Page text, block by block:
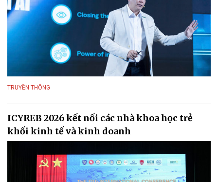
TRUYỀN THÔNG
ICYREB 2026 kết nối các nhà khoa học trẻ
khối kinh tế và kinh doanh